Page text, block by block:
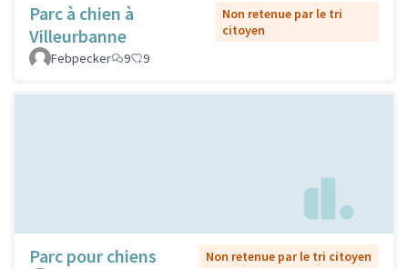
Parc à chien à
Villeurbanne
Non retenue par le tri
citoyen
Febpecker
9 9
Parc pour chiens
Non retenue par le tri citoyen